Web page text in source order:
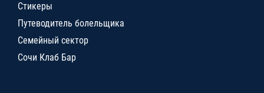
Стикеры
Путеводитель болельщика
Семейный сектор
Сочи Клаб Бар